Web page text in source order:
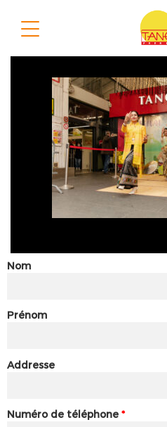
Nom
Prénom
Addresse
Numéro de téléphone *